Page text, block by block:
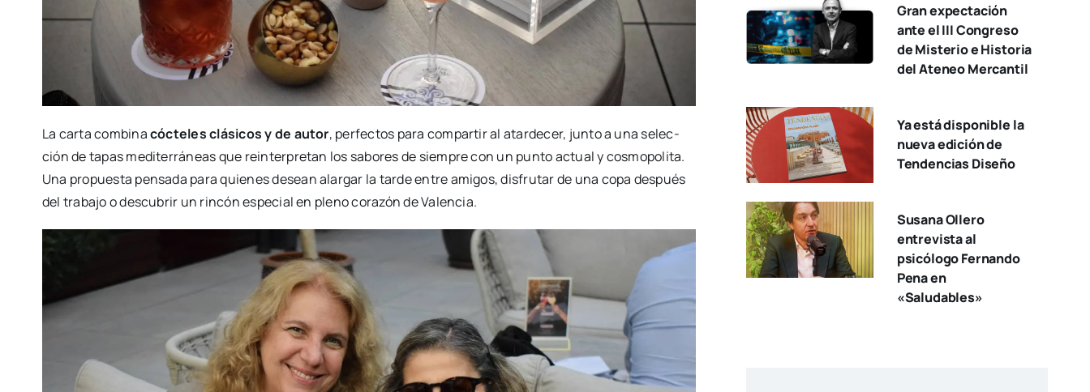
La car­ta com­bi­nacóc­te­les clá­si­cos y de autor, per­fec­tos para com­par­tir al atar­de­cer, jun­to a una selec­
ción de tapas medi­te­rrá­neas que rein­ter­pre­tan los sabo­res de siem­pre con un pun­to actual y cos­mo­po­li­ta.
Una pro­pues­ta pen­sa­da para quie­nes desean alar­gar la tar­de entre ami­gos, dis­fru­tar de una copa des­pués
del tra­ba­jo o des­cu­brir un rin­cón espe­cial en pleno cora­zón de Valen­cia.
Gran expectación
ante el III Congreso
de Misterio e Historia
del Ateneo Mercantil
Ya está disponible la
nueva edición de
Tendencias Diseño
Susana Ollero
entrevista al
psicólogo Fernando
Pena en
«Saludables»